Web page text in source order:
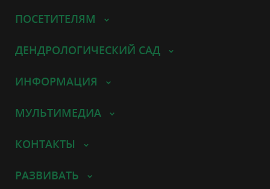
ПОСЕТИТЕЛЯМ
ДЕНДРОЛОГИЧЕСКИЙ САД
ИНФОРМАЦИЯ
МУЛЬТИМЕДИА
КОНТАКТЫ
РАЗВИВАТЬ